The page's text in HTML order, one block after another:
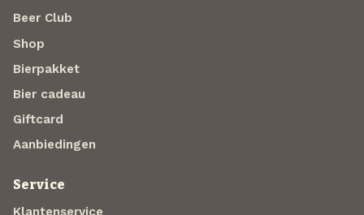
Beer Club
Shop
Bierpakket
Bier cadeau
Giftcard
Aanbiedingen
Service
Klantenservice